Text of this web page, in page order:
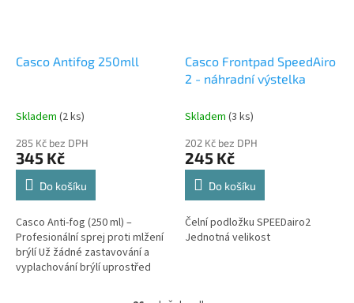
Casco Antifog 250mll
Skladem (2 ks)
285 Kč bez DPH
345 Kč
Do košíku
Casco Anti-fog (250 ml) –
Profesionální sprej proti mlžení
brýlí Už žádné zastavování a
vyplachování brýlí uprostřed
Casco Frontpad SpeedAiro
2 - náhradní výstelka
Skladem (3 ks)
202 Kč bez DPH
245 Kč
Do košíku
Čelní podložku SPEEDairo2
Jednotná velikost